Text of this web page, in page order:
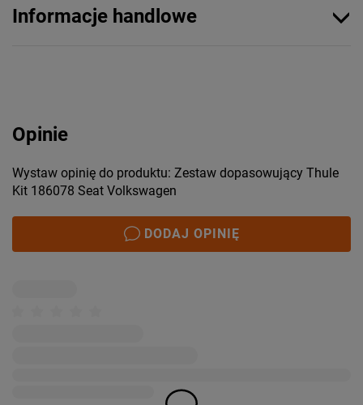
Informacje handlowe
Opinie
Wystaw opinię do produktu: Zestaw dopasowujący Thule
Kit 186078 Seat Volkswagen
DODAJ OPINIĘ